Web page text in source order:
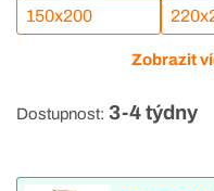
150x200
Zobrazit
Dostupnost: 3-4 týdny